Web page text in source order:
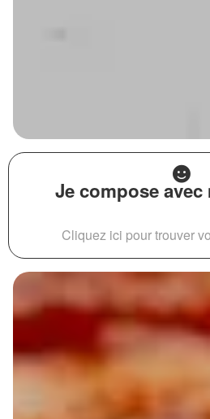
Je compose avec
Cliquez ici pour trouver